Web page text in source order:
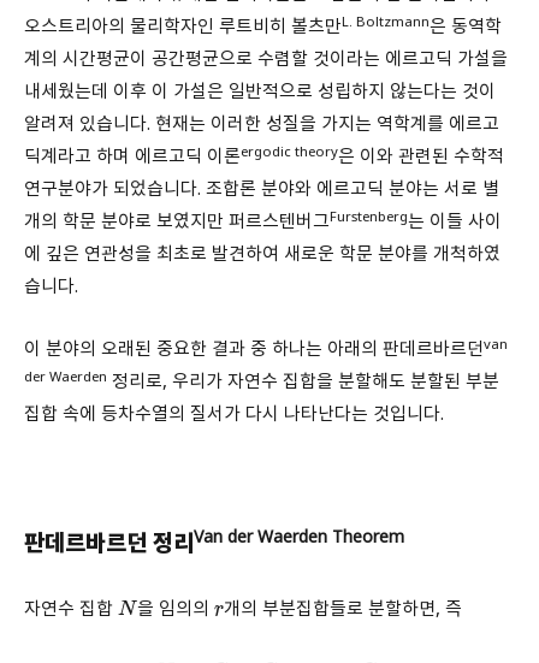
오스트리아의 물리학자인 루트비히 볼츠만L. Boltzmann은 동역학
계의 시간평균이 공간평균으로 수렴할 것이라는 에르고딕 가설을
내세웠는데 이후 이 가설은 일반적으로 성립하지 않는다는 것이
알려져 있습니다. 현재는 이러한 성질을 가지는 역학계를 에르고
딕계라고 하며 에르고딕 이론ergodic theory은 이와 관련된 수학적
연구분야가 되었습니다. 조합론 분야와 에르고딕 분야는 서로 별
개의 학문 분야로 보였지만 퍼르스텐버그Furstenberg는 이들 사이
에 깊은 연관성을 최초로 발견하여 새로운 학문 분야를 개척하였
습니다.
이 분야의 오래된 중요한 결과 중 하나는 아래의 판데르바르던van
der Waerden 정리로, 우리가 자연수 집합을 분할해도 분할된 부분
집합 속에 등차수열의 질서가 다시 나타난다는 것입니다.
판데르바르던 정리Van der Waerden Theorem
자연수 집합 N 을 임의의r개의 부분집합들로 분할하면, 즉